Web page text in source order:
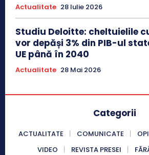
Actualitate 28 Iulie 2026
Studiu Deloitte: cheltuielile
vor depăși 3% din PIB-ul
UE până în 2040
Actualitate 28 Mai 2026
Categorii
ACTUALITATE COMUNICATE
VIDEO
REVISTA PRESEI